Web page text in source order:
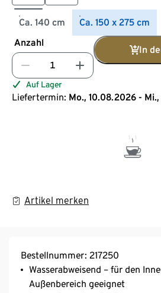
Ca. 140 cm
Ca. 150 x 275 cm
Anzahl
In
Auf Lager
Liefertermin: Mo., 10.08.2026 -
Artikel merken
Bestellnummer: 217250
Wasserabweisend – für den
Außenbereich geeignet